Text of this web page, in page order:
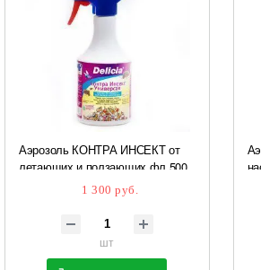
Аэрозоль КОНТРА ИНСЕКТ от
летающих и ползающих фл 500
мл 0300-160, 2607-160 1/12
УДАЧНАЯ ЦЕНА **
1 300 руб.
шт